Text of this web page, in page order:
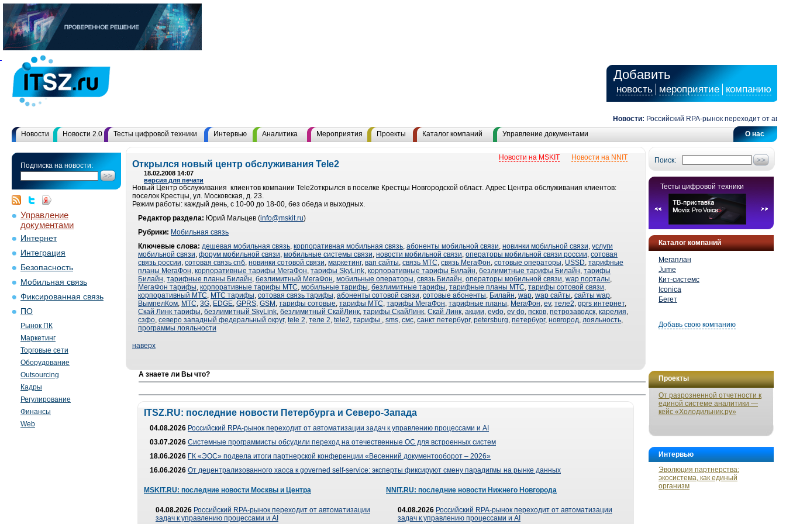
Добавить
новость мероприятие компанию
Новости: Российский RPA-рынок переходит от
О нас
Новости Новости 2.0 Тесты цифровой техники Интервью Аналитика Мероприятия Проекты Каталог компаний Управление документами
Подписка на новости:
Управление
документами
Интернет
Интеграция
Безопасность
Мобильная связь
Фиксированная связь
ПО
Рынок ПК
Маркетинг
Торговые сети
Оборудование
Outsourcing
Кадры
Регулирование
Финансы
Web
Поиск:
Тесты цифровой техники
Каталог компаний
Мегаплан
Jume
Кит-системс
Iconica
Бегет
Добавь свою компанию
Проекты
От разрозненной отчетности к
единой системе аналитики —
кейс «Холодильник.ру»
Интервью
Эволюция партнерства:
экосистема, как единый
организм
Новости на NNIT
Новости на MSKIT
Открылся новый центр обслуживания Tele2
18.02.2008 14:07
версия для печати
Новый Центр обслуживания клиентов компании Tele2открылся в поселке Крестцы Новгородской област. Адрес Центра обслуживания клиентов:
поселок Крестцы, ул. Московская, д. 23.
Режим работы: каждый день, с 10-00 до 18-00, без обеда и выходных.
Редактор раздела: Юрий Мальцев (info@mskit.ru)
Рубрики: Мобильная связь
Ключевые слова: дешевая мобильная связь, корпоративная мобильная связь, абоненты мобильной связи, новинки мобильной связи, услуги
мобильной связи, форум мобильной связи, мобильные системы связи, новости мобильной связи, операторы мобильной связи россии, сотовая
связь россии, сотовая связь спб, новинки сотовой связи, маркетинг, вап сайты, связь МТС, связь МегаФон, сотовые операторы, USSD, тарифные
планы МегаФон, корпоративные тарифы МегаФон, тарифы SkyLink, корпоративные тарифы Билайн, безлимитные тарифы Билайн, тарифы
Билайн, тарифные планы Билайн, безлимитный МегаФон, мобильные операторы, связь Билайн, операторы мобильной связи, wap порталы,
МегаФон тарифы, корпоративные тарифы МТС, мобильные тарифы, безлимитные тарифы, тарифные планы МТС, тарифы сотовой связи,
корпоративный МТС, МТС тарифы, сотовая связь тарифы, абоненты сотовой связи, сотовые абоненты, Билайн, wap, wap сайты, сайты wap,
ВымпелКом, МТС, 3G, EDGE, GPRS, GSM , тарифы сотовые, тарифы МТС, тарифы МегаФон, тарифные планы, МегаФон, ev, теле2, gprs интернет,
Скай Линк тарифы, безлимитный SkyLink, безлимитный СкайЛинк, тарифы СкайЛинк, Скай Линк, акции, evdo, ev do, псков, петрозаводск, карелия,
сзфо, северо западный федеральный округ, tele 2, теле 2, tele2, тарифы , sms, смс, санкт петербург, petersburg, петербург, новгород, лояльность,
программы лояльности
наверх
А знаете ли Вы что?
ITSZ.RU: последние новости Петербурга и Северо-Запада
04.08.2026 Российский RPA-рынок переходит от автоматизации задач к управлению процессами и AI
03.07.2026 Системные программисты обсудили переход на отечественные ОС для встроенных систем
18.06.2026 ГК «ЭОС» подвела итоги партнерской конференции «Весенний документооборот – 2026»
16.06.2026 От децентрализованного хаоса к governed self-service: эксперты фиксируют смену парадигмы на рынке данных
MSKIT.RU: последние новости Москвы и Центра
04.08.2026 Российский RPA-рынок переходит от автоматизации
задач к управлению процессами и AI
NNIT.RU: последние новости Нижнего Новгорода
04.08.2026 Российский RPA-рынок переходит от автоматизации
задач к управлению процессами и AI